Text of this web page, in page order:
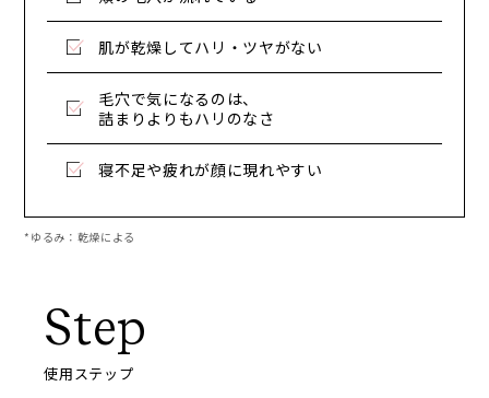
肌が乾燥してハリ・ツヤがない
毛穴で気になるのは、
詰まりよりもハリのなさ
寝不足や疲れが顔に現れやすい
*ゆるみ：乾燥による
Step
使用ステップ